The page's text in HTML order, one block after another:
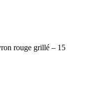
rouge grillé – 15